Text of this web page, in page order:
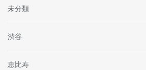
未分類
渋谷
恵比寿